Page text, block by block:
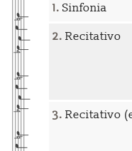
1. Sinfonia
2. Recitativo
3. Recitativo